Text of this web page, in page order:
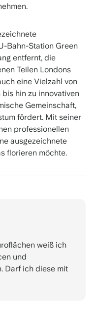
Bahn-Station Green
entfernt, die
Teilen Londons
eine Vielzahl von
bis hin zu innovativen
Gemeinschaft,
fördert. Mit seiner
professionellen
ausgezeichnete
florieren möchte.
weiß ich
und
Darf ich diese mit